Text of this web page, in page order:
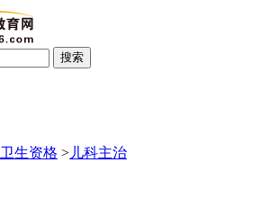
卫生资格 > 儿科主治